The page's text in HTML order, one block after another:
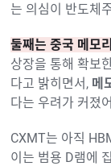
는 의심이 반도체
둘째는 중국 메모
상장을 통해 확보
다고 밝히면서, 메
다는 우려가 커졌
CXMT는 아직
이는 범용 D램에